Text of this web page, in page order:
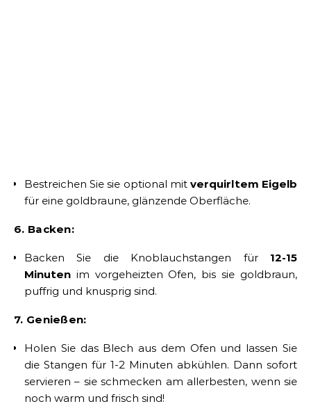
Bestreichen Sie sie optional mit verquirltem Eigelb
für eine goldbraune, glänzende Oberfläche.
6. Backen:
Backen Sie die Knoblauchstangen für 12-15
Minuten im vorgeheizten Ofen, bis sie goldbraun,
puffrig und knusprig sind.
7. Genießen:
Holen Sie das Blech aus dem Ofen und lassen Sie
die Stangen für 1-2 Minuten abkühlen. Dann sofort
servieren – sie schmecken am allerbesten, wenn sie
noch warm und frisch sind!